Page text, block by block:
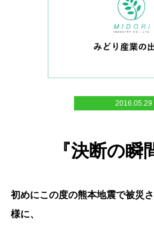
2016.05.29
『決断の瞬
初めにこの度の熊本地震で被災
様に、